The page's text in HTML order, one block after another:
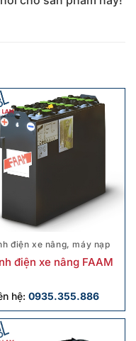
điện xe nâng, máy nạp
điện xe nâng FAAM
hệ: 0935.355.886